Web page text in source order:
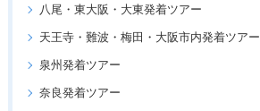
八尾・東大阪・大東発着ツアー
天王寺・難波・梅田・大阪市内発着ツアー
泉州発着ツアー
奈良発着ツアー